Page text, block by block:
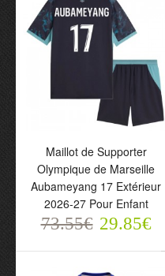
2026-27 Pour Enfant
73.55€ 29.85€
Maillot de Supporter
Olympique de Marseille
Aubameyang 17 Extérieur
2026-27 Pour Enfant
73.55€ 29.85€